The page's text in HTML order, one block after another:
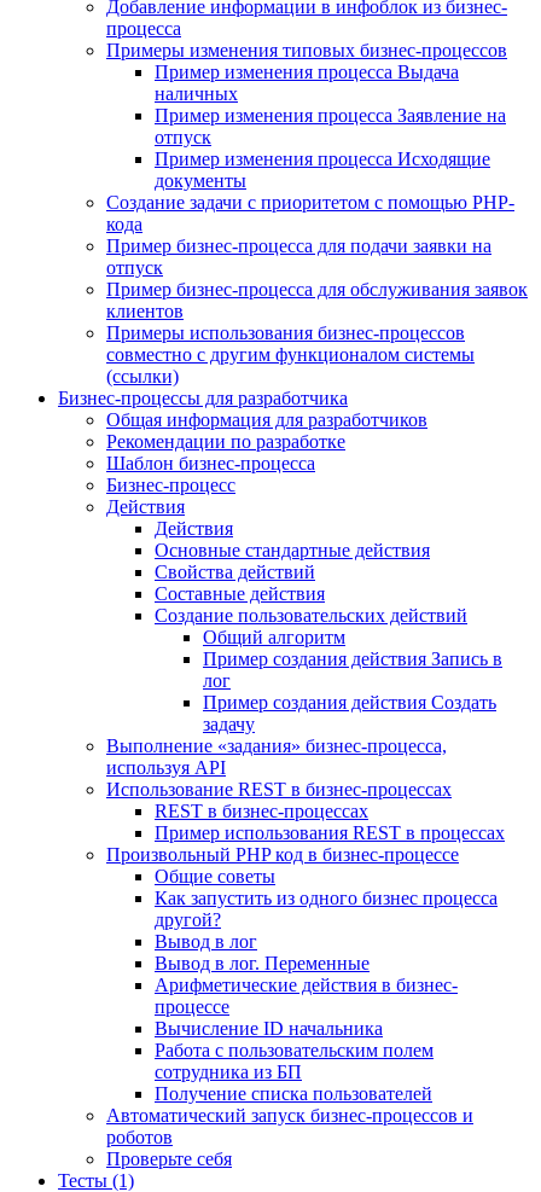
Добавление информации в инфоблок из бизнес-
процесса
Примеры изменения типовых бизнес-процессов
Пример изменения процесса Выдача
наличных
Пример изменения процесса Заявление на
отпуск
Пример изменения процесса Исходящие
документы
Создание задачи с приоритетом с помощью PHP-
кода
Пример бизнес-процесса для подачи заявки на
отпуск
Пример бизнес-процесса для обслуживания заявок
клиентов
Примеры использования бизнес-процессов
совместно с другим функционалом системы
(ссылки)
Бизнес-процессы для разработчика
Общая информация для разработчиков
Рекомендации по разработке
Шаблон бизнес-процесса
Бизнес-процесс
Действия
Действия
Основные стандартные действия
Свойства действий
Составные действия
Создание пользовательских действий
Общий алгоритм
Пример создания действия Запись в
лог
Пример создания действия Создать
задачу
Выполнение «задания» бизнес-процесса,
используя API
Использование REST в бизнес-процессах
REST в бизнес-процессах
Пример использования REST в процессах
Произвольный PHP код в бизнес-процессе
Общие советы
Как запустить из одного бизнес процесса
другой?
Вывод в лог
Вывод в лог. Переменные
Арифметические действия в бизнес-
процессе
Вычисление ID начальника
Работа с пользовательским полем
сотрудника из БП
Получение списка пользователей
Автоматический запуск бизнес-процессов и
роботов
Проверьте себя
Тесты (1)